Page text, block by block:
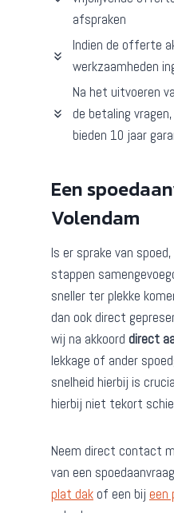
afspraken
Indien de offerte
werkzaamheden
Na het uitvoeren
de betaling
bieden 10 jaar
Een
Volendam
Is er sprake van
stappen
sneller ter plekke
dan ook direct
wij na akkoord direct
lekkage of ander
snelheid hierbij is
hierbij niet tekort
Neem direct contact
van een
plat dak of een bij een